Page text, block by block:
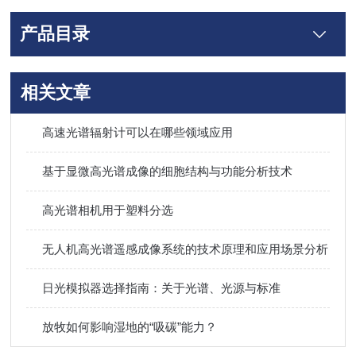
产品目录
相关文章
高速光谱辐射计可以在哪些领域应用
基于显微高光谱成像的细胞结构与功能分析技术
高光谱相机用于塑料分选
无人机高光谱遥感成像系统的技术原理和应用场景分析
日光模拟器选择指南：关于光谱、光源与标准
放牧如何影响湿地的“吸碳”能力？